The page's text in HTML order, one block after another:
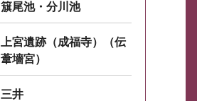
簱尾池・分川池
上宮遺跡（成福寺）（伝
葦墻宮）
三井